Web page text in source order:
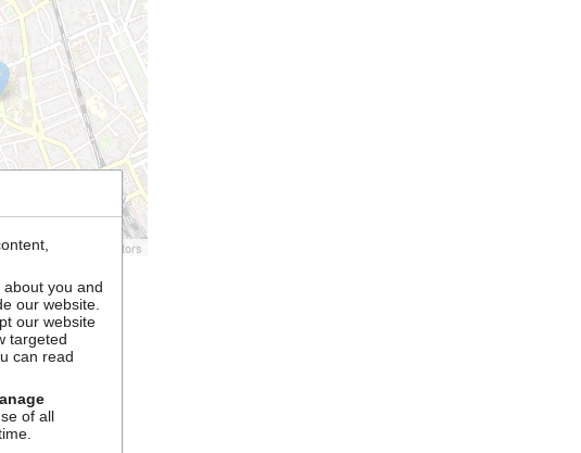
contributors
you and
our website.
our website
targeted
can read
of all